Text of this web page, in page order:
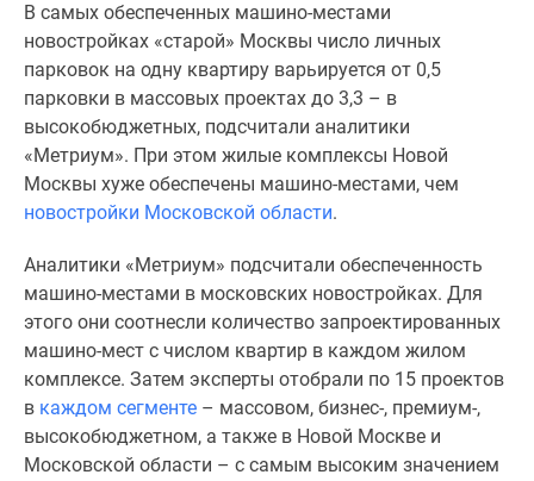
застройщики
Панорамы
новостроек
Видеообзор
новостроек
Экспертиза
новостроек
Экология
Москвы
комнатные
В самых обеспеченных машино-местами
новостройках «старой» Москвы число личных
парковок на одну квартиру варьируется от 0,5
парковки в массовых проектах до 3,3 – в
высокобюджетных, подсчитали аналитики
«Метриум». При этом жилые комплексы Новой
Москвы хуже обеспечены машино-местами, чем
новостройки Московской области.
Аналитики «Метриум» подсчитали обеспеченность
машино-местами в московских новостройках. Для
этого они соотнесли количество запроектированных
машино-мест с числом квартир в каждом жилом
комплексе. Затем эксперты отобрали по 15 проектов
в каждом сегменте – массовом, бизнес-, премиум-,
высокобюджетном, а также в Новой Москве и
Московской области – с самым высоким значением